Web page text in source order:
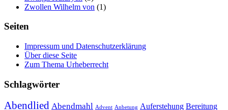
Zwollen Wilhelm von (1)
Seiten
Impressum und Datenschutzerklärung
Über diese Seite
Zum Thema Urheberrecht
Schlagwörter
Abendlied Abendmahl Advent Anbetung Auferstehung Bereitung